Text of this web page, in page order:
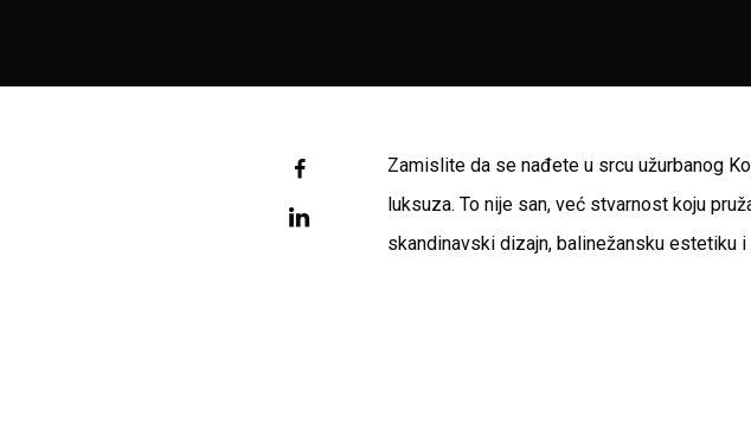
Zamislite da se nađete u srcu užurbanog
luksuza. To nije san, već stvarnost koju
skandinavski dizajn, balinežansku estetiku